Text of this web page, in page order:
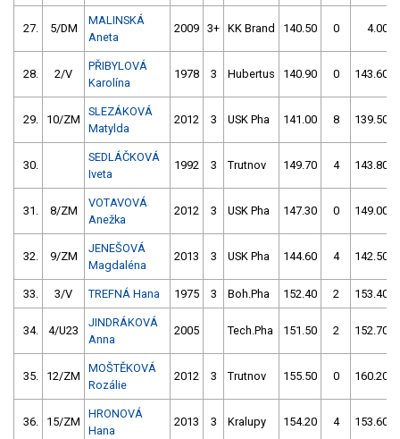
27. 5/DM
MALINSKÁ
Aneta
2009 3+ KK Brand 140.50 0 4.00
28. 2/V
PŘIBYLOVÁ
Karolína
1978 3 Hubertus 140.90 0 143.60
29. 10/ZM
SLEZÁKOVÁ
Matylda
2012 3 USK Pha 141.00 8 139.50
30.
SEDLÁČKOVÁ
Iveta
1992 3 Trutnov 149.70 4 143.80
31. 8/ZM
VOTAVOVÁ
Anežka
2012 3 USK Pha 147.30 0 149.00
32. 9/ZM
JENEŠOVÁ
Magdaléna
2013 3 USK Pha 144.60 4 142.50
33. 3/V TREFNÁ Hana 1975 3 Boh.Pha 152.40 2 153.40
34. 4/U23
JINDRÁKOVÁ
Anna
2005 Tech.Pha 151.50 2 152.70
35. 12/ZM
MOŠTĚKOVÁ
Rozálie
2012 3 Trutnov 155.50 0 160.20
36. 15/ZM
HRONOVÁ
Hana
2013 3 Kralupy 154.20 4 153.60